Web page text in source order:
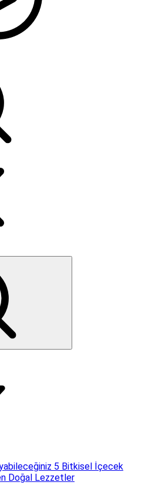
5 Bitkisel İçecek
Doğal Lezzetler